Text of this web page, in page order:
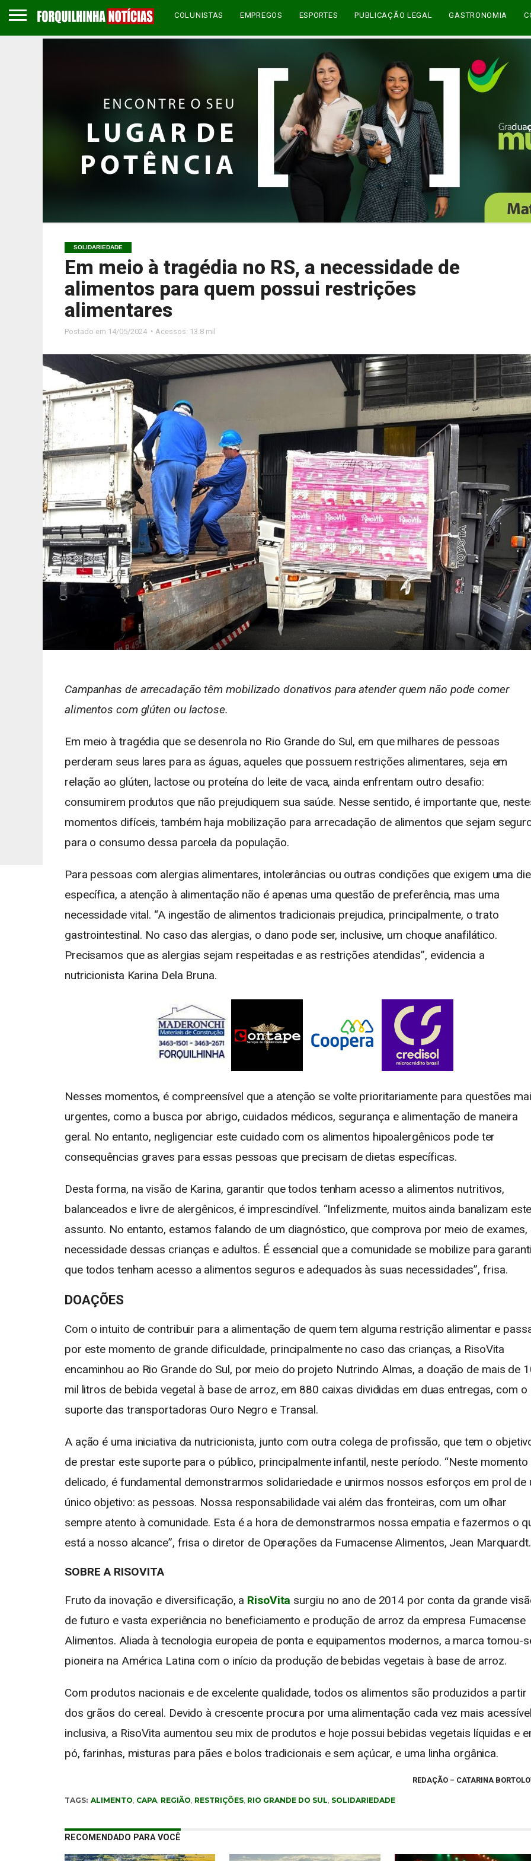
COLUNISTAS EMPREGOS ESPORTES PUBLICAÇÃO LEGAL GASTRONOMIA
SOLIDARIEDADE
Em meio à tragédia no RS, a necessidade de
alimentos para quem possui restrições
alimentares
Postado em 14/05/2024 ◔ Acessos: 13.8 mil
Campanhas de arrecadação têm mobilizado donativos para atender quem não pode comer
alimentos com glúten ou lactose.
Em meio à tragédia que se desenrola no Rio Grande do Sul, em que milhares de pessoas
perderam seus lares para as águas, aqueles que possuem restrições alimentares, seja em
relação ao glúten, lactose ou proteína do leite de vaca, ainda enfrentam outro desafio:
consumirem produtos que não prejudiquem sua saúde. Nesse sentido, é importante que,
momentos difíceis, também haja mobilização para arrecadação de alimentos que sejam
para o consumo dessa parcela da população.
Para pessoas com alergias alimentares, intolerâncias ou outras condições que exigem uma
específica, a atenção à alimentação não é apenas uma questão de preferência, mas uma
necessidade vital. “A ingestão de alimentos tradicionais prejudica, principalmente, o trato
gastrointestinal. No caso das alergias, o dano pode ser, inclusive, um choque anafilático.
Precisamos que as alergias sejam respeitadas e as restrições atendidas”, evidencia a
nutricionista Karina Dela Bruna.
Nesses momentos, é compreensível que a atenção se volte prioritariamente para questões
urgentes, como a busca por abrigo, cuidados médicos, segurança e alimentação de maneira
geral. No entanto, negligenciar este cuidado com os alimentos hipoalergênicos pode ter
consequências graves para essas pessoas que precisam de dietas específicas.
Desta forma, na visão de Karina, garantir que todos tenham acesso a alimentos nutritivos,
balanceados e livre de alergênicos, é imprescindível. “Infelizmente, muitos ainda banalizam este
assunto. No entanto, estamos falando de um diagnóstico, que comprova por meio de exames,
necessidade dessas crianças e adultos. É essencial que a comunidade se mobilize para
que todos tenham acesso a alimentos seguros e adequados às suas necessidades”, frisa.
DOAÇÕES
Com o intuito de contribuir para a alimentação de quem tem alguma restrição alimentar e
por este momento de grande dificuldade, principalmente no caso das crianças, a RisoVita
encaminhou ao Rio Grande do Sul, por meio do projeto Nutrindo Almas, a doação de mais de
mil litros de bebida vegetal à base de arroz, em 880 caixas divididas em duas entregas, com o
suporte das transportadoras Ouro Negro e Transal.
A ação é uma iniciativa da nutricionista, junto com outra colega de profissão, que tem o
de prestar este suporte para o público, principalmente infantil, neste período. “Neste momento
delicado, é fundamental demonstrarmos solidariedade e unirmos nossos esforços em prol de
único objetivo: as pessoas. Nossa responsabilidade vai além das fronteiras, com um olhar
sempre atento à comunidade. Esta é a hora de demonstrarmos nossa empatia e fazermos o
está a nosso alcance”, frisa o diretor de Operações da Fumacense Alimentos, Jean Marquardt.
SOBRE A RISOVITA
Fruto da inovação e diversificação, a RisoVita surgiu no ano de 2014 por conta da grande
de futuro e vasta experiência no beneficiamento e produção de arroz da empresa Fumacense
Alimentos. Aliada à tecnologia europeia de ponta e equipamentos modernos, a marca tornou-
pioneira na América Latina com o início da produção de bebidas vegetais à base de arroz.
Com produtos nacionais e de excelente qualidade, todos os alimentos são produzidos a partir
dos grãos do cereal. Devido à crescente procura por uma alimentação cada vez mais
inclusiva, a RisoVita aumentou seu mix de produtos e hoje possui bebidas vegetais líquidas e
pó, farinhas, misturas para pães e bolos tradicionais e sem açúcar, e uma linha orgânica.
REDAÇÃO – CATARINA
TAGS: ALIMENTO CAPA, REGIÃO RESTRIÇÕES, RIO GRANDE DO SUL SOLIDARIEDADE
RECOMENDADO PARA VOCÊ